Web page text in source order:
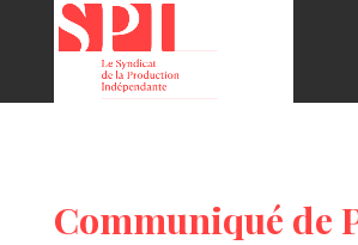
Communiqué de